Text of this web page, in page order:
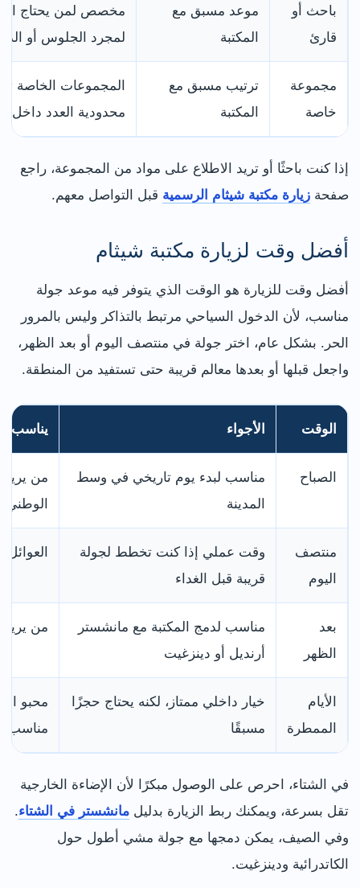
باحث أو
قارئ
موعد مسبق مع
المكتبة
مخصص لمن يحتاج
لمجرد الجلوس أو
مجموعة
خاصة
ترتيب مسبق مع
المكتبة
المجموعات الخاصة
محدودية العدد داخل
إذا كنت باحثًا أو تريد الاطلاع على مواد من المجموعة، راجع
صفحة زيارة مكتبة شيثام الرسمية قبل التواصل معهم.
أفضل وقت لزيارة مكتبة شيثام
أفضل وقت للزيارة هو الوقت الذي يتوفر فيه موعد جولة
مناسب، لأن الدخول السياحي مرتبط بالتذاكر وليس بالمرور
الحر. بشكل عام، اختر جولة في منتصف اليوم أو بعد الظهر،
واجعل قبلها أو بعدها معالم قريبة حتى تستفيد من المنطقة.
الوقت الأجواء يناسب
الصباح
مناسب لبدء يوم تاريخي في وسط
المدينة
من يريد
الوطني
منتصف
اليوم
وقت عملي إذا كنت تخطط لجولة
قريبة قبل الغداء
بعد
الظهر
مناسب لدمج المكتبة مع مانشستر
أرنديل أو دينزغيت
من يريد
الأيام
الممطرة
خيار داخلي ممتاز، لكنه يحتاج حجزًا
مسبقًا
محبو
مناسب
في الشتاء، احرص على الوصول مبكرًا لأن الإضاءة الخارجية
تقل بسرعة، ويمكنك ربط الزيارة بدليل مانشستر في الشتاء.
وفي الصيف، يمكن دمجها مع جولة مشي أطول حول
الكاتدرائية ودينزغيت.